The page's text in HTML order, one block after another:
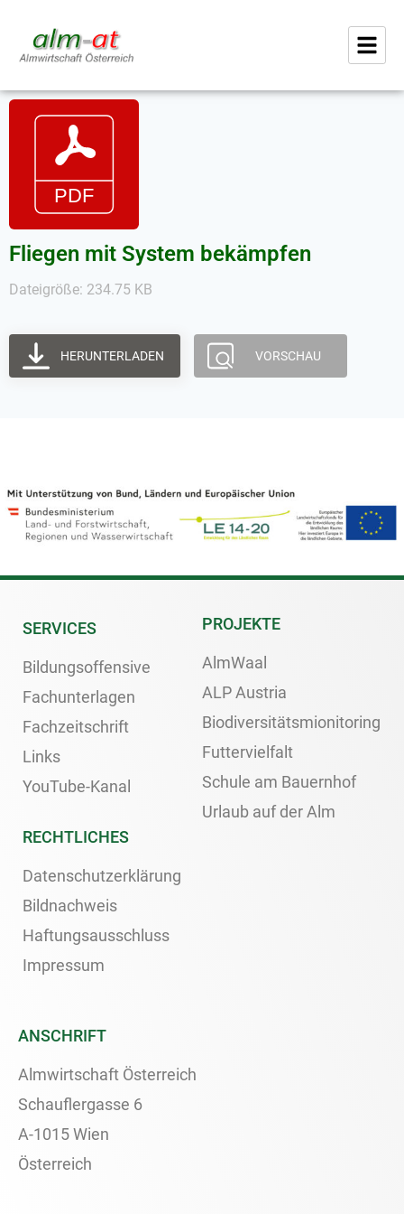
Fliegen mit System bekämpfen
Dateigröße: 234.75 KB
HERUNTERLADEN VORSCHAU
SERVICES
Bildungsoffensive
Fachunterlagen
Fachzeitschrift
Links
YouTube-Kanal
PROJEKTE
AlmWaal
ALP Austria
Biodiversitätsmionitoring
Futtervielfalt
Schule am Bauernhof
Urlaub auf der Alm
RECHTLICHES
Datenschutzerklärung
Bildnachweis
Haftungsausschluss
Impressum
ANSCHRIFT
Almwirtschaft Österreich
Schauflergasse 6
A-1015 Wien
Österreich